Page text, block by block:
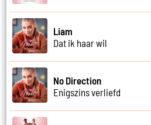
Liam
Dat ik haar wil
No Direction
Enigszins verliefd